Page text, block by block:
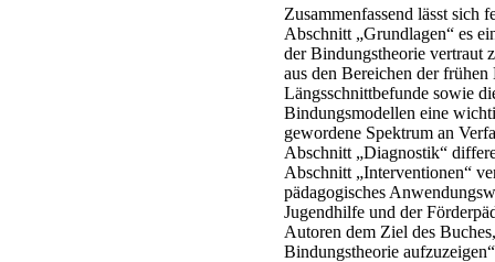
Zusammenfassend lässt sich
Abschnitt „Grundlagen“ es
der Bindungstheorie vertraut
aus den Bereichen der
Längsschnittbefunde sowie
Bindungsmodellen eine
gewordene Spektrum an
Abschnitt „Diagnostik“
Abschnitt „Interventionen“
pädagogisches
Jugendhilfe und der
Autoren dem Ziel des
Bindungstheorie